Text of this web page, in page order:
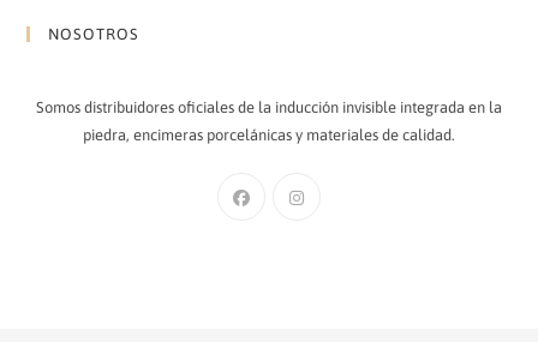
NOSOTROS
Somos distribuidores oficiales de la inducción invisible integrada en la
piedra, encimeras porcelánicas y materiales de calidad.